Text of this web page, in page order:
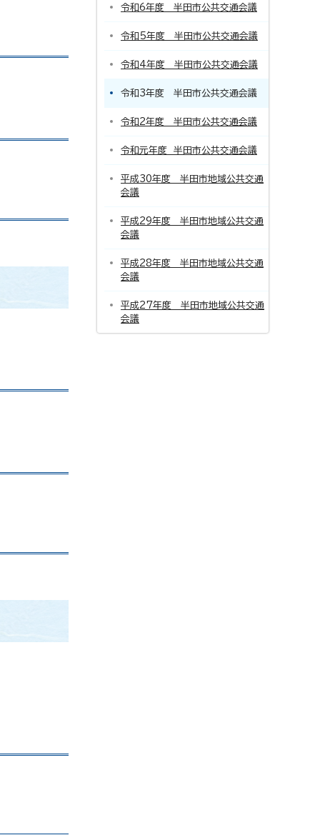
令和6年度 半田市公共交通会議
令和5年度 半田市公共交通会議
令和4年度 半田市公共交通会議
令和3年度 半田市公共交通会議
令和2年度 半田市公共交通会議
令和元年度 半田市公共交通会議
平成30年度 半田市地域公共交通
会議
平成29年度 半田市地域公共交通
会議
平成28年度 半田市地域公共交通
会議
平成27年度 半田市地域公共交通
会議